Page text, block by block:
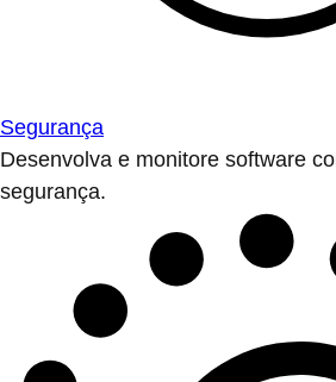
Segurança
Desenvolva e monitore software
segurança.